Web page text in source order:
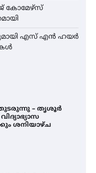
കോമേഴ്‌സ്
എസ് എൻ ഹയർ
– തൃശൂർ
ശനിയാഴ്ച